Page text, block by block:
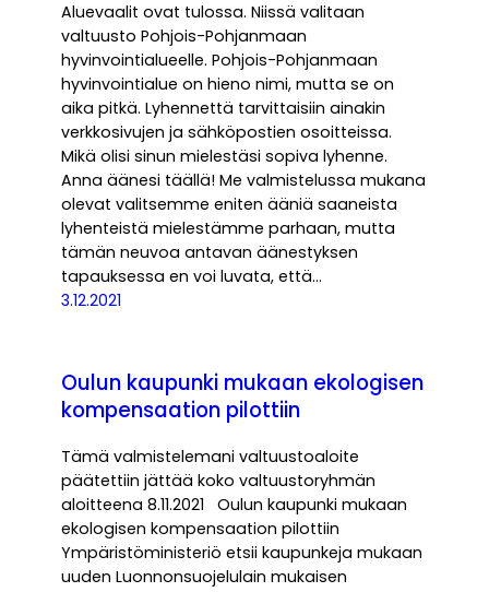
Aluevaalit ovat tulossa. Niissä valitaan
valtuusto Pohjois-Pohjanmaan
hyvinvointialueelle. Pohjois-Pohjanmaan
hyvinvointialue on hieno nimi, mutta se on
aika pitkä. Lyhennettä tarvittaisiin ainakin
verkkosivujen ja sähköpostien osoitteissa.
Mikä olisi sinun mielestäsi sopiva lyhenne.
Anna äänesi täällä! Me valmistelussa mukana
olevat valitsemme eniten ääniä saaneista
lyhenteistä mielestämme parhaan, mutta
tämän neuvoa antavan äänestyksen
tapauksessa en voi luvata, että…
3.12.2021
Oulun kaupunki mukaan ekologisen
kompensaation pilottiin
Tämä valmistelemani valtuustoaloite
päätettiin jättää koko valtuustoryhmän
aloitteena 8.11.2021 Oulun kaupunki mukaan
ekologisen kompensaation pilottiin
Ympäristöministeriö etsii kaupunkeja mukaan
uuden Luonnonsuojelulain mukaisen